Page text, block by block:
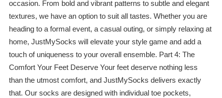
occasion. From bold and vibrant patterns to subtle and elegant
textures, we have an option to suit all tastes. Whether you are
heading to a formal event, a casual outing, or simply relaxing at
home, JustMySocks will elevate your style game and add a
touch of uniqueness to your overall ensemble. Part 4: The
Comfort Your Feet Deserve Your feet deserve nothing less
than the utmost comfort, and JustMySocks delivers exactly
that. Our socks are designed with individual toe pockets,